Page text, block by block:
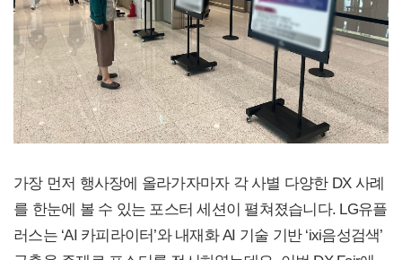
가장 먼저 행사장에 올라가자마자 각 사별 다양한 DX 사례
를 한눈에 볼 수 있는 포스터 세션이 펼쳐졌습니다. LG유플
러스는 ‘AI 카피라이터’와 내재화 AI 기술 기반 ‘ixi음성검색’